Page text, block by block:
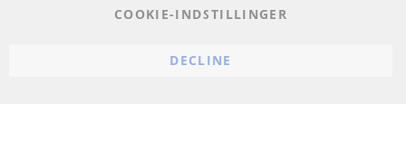
COOKIE-INDSTILLINGER
DECLINE